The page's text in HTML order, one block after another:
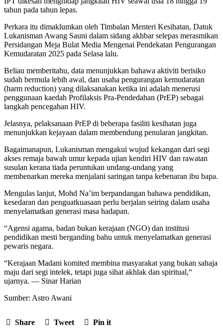
tahun pada tahun lepas.
Perkara itu dimaklumkan oleh Timbalan Menteri Kesihatan, Datuk
Lukanisman Awang Sauni dalam sidang akhbar selepas merasmikan
Persidangan Meja Bulat Media Mengenai Pendekatan Pengurangan
Kemudaratan 2025 pada Selasa lalu.
Beliau memberitahu, data menunjukkan bahawa aktiviti berisiko
sudah bermula lebih awal, dan usaha pengurangan kemudaratan
(harm reduction) yang dilaksanakan ketika ini adalah menerusi
penggunaan kaedah Profilaksis Pra-Pendedahan (PrEP) sebagai
langkah pencegahan HIV.
Jelasnya, pelaksanaan PrEP di beberapa fasiliti kesihatan juga
menunjukkan kejayaan dalam membendung penularan jangkitan.
Bagaimanapun, Lukanisman mengakui wujud kekangan dari segi
akses remaja bawah umur kepada ujian kendiri HIV dan rawatan
susulan kerana tiada peruntukan undang-undang yang
membenarkan mereka menjalani saringan tanpa kebenaran ibu bapa.
Mengulas lanjut, Mohd Na’im berpandangan bahawa pendidikan,
kesedaran dan penguatkuasaan perlu berjalan seiring dalam usaha
menyelamatkan generasi masa hadapan.
“Agensi agama, badan bukan kerajaan (NGO) dan institusi
pendidikan mesti berganding bahu untuk menyelamatkan generasi
pewaris negara.
“Kerajaan Madani komited membina masyarakat yang bukan sahaja
maju dari segi intelek, tetapi juga sihat akhlak dan spiritual,“
ujarnya. — Sinar Harian
Sumber: Astro Awani
Share Tweet Pin it